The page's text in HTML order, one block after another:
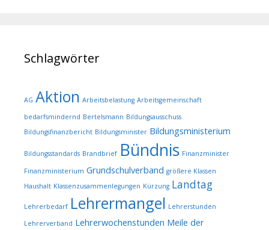
Schlagwörter
AG Aktion Arbeitsbelastung Arbeitsgemeinschaft
bedarfsmindernd Bertelsmann Bildungsausschuss
Bildungsfinanzbericht Bildungsminister Bildungsministerium
Bildungsstandards Brandbrief Bündnis Finanzminister
Finanzministerium Grundschulverband größere Klassen
Haushalt Klassenzusammenlegungen Kürzung Landtag
Lehrerbedarf Lehrermangel Lehrerstunden
Lehrerverband Lehrerwochenstunden Meile der